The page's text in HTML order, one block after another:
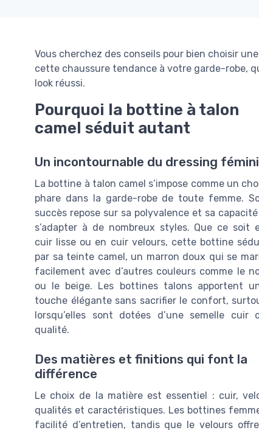
Vous cherchez des conseils pour bien choisir
cette chaussure tendance à votre garde-robe,
look réussi.
Pourquoi la bottine à talon
camel séduit autant
Un incontournable du dressing
La bottine à talon camel s’impose comme un
phare dans la garde-robe de toute femme.
succès repose sur sa polyvalence et sa capacité
s’adapter à de nombreux styles. Que ce soit
cuir lisse ou en cuir velours, cette bottine
par sa teinte camel, un marron doux qui se
facilement avec d’autres couleurs comme le
ou le beige. Les bottines talons apportent
touche élégante sans sacrifier le confort,
lorsqu’elles sont dotées d’une semelle cuir
qualité.
Des matières et finitions qui font la
différence
Le choix de la matière est essentiel : cuir,
qualités et caractéristiques. Les bottines
facilité d’entretien, tandis que le velours